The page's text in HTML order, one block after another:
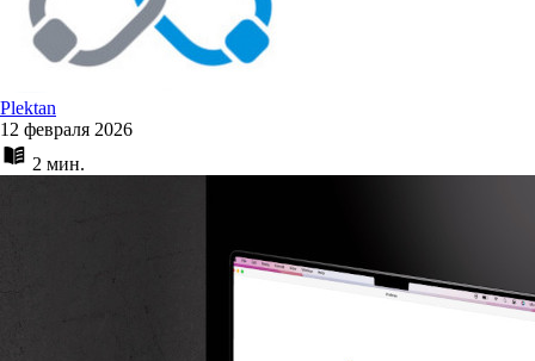
Plektan
12 февраля 2026
2 мин.